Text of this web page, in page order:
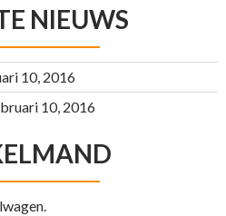
NIEUWS
10, 2016
10, 2016